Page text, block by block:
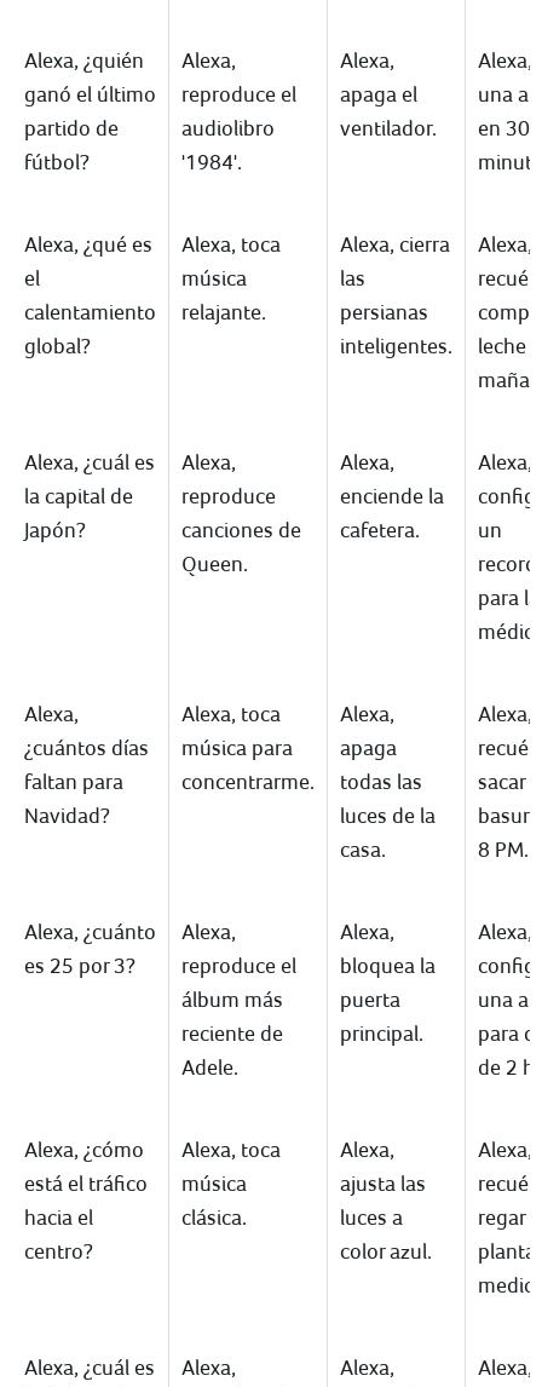
Alexa, ¿quién
ganó el último
partido de
fútbol?
Alexa,
reproduce el
audiolibro
'1984'.
Alexa,
apaga el
ventilador.
Alexa,
una
en 30
Alexa, ¿qué es
el
calentamiento
global?
Alexa, toca
música
relajante.
Alexa, cierra
las
persianas
inteligentes.
Alexa,
leche
Alexa, ¿cuál es
la capital de
Japón?
Alexa,
reproduce
canciones de
Queen.
Alexa,
enciende la
cafetera.
Alexa,
un
para
Alexa,
¿cuántos días
faltan para
Navidad?
Alexa, toca
música para
concentrarme.
Alexa,
apaga
todas las
luces de la
casa.
Alexa,
sacar
8 PM.
Alexa, ¿cuánto
es 25 por 3?
Alexa,
reproduce el
álbum más
reciente de
Adele.
Alexa,
bloquea la
puerta
principal.
Alexa,
una
para
de 2
Alexa, ¿cómo
está el tráfico
hacia el
centro?
Alexa, toca
música
clásica.
Alexa,
ajusta las
luces a
color azul.
Alexa,
regar
Alexa, ¿cuál es
Alexa,
Alexa,
Alexa,